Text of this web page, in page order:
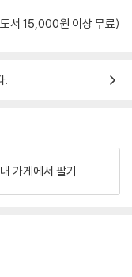
서 15,000원 이상 무료)
.
내 가게에서 팔기